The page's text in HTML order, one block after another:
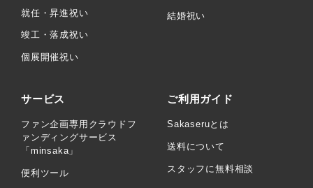
就任・昇進祝い
竣工・落成祝い
個展開催祝い
結婚祝い
サービス
ファン企画専用クラウドフ
ァンディングサービス
「minsaka」
便利ツール
ご利用ガイド
Sakaseruとは
送料について
スタッフに無料相談